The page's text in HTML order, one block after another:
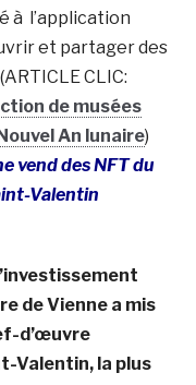
à l’application
et partager des
CLIC:
de musées
An lunaire)
vend des NFT du
Valentin
de Vienne a mis
d’œuvre
Valentin, la plus